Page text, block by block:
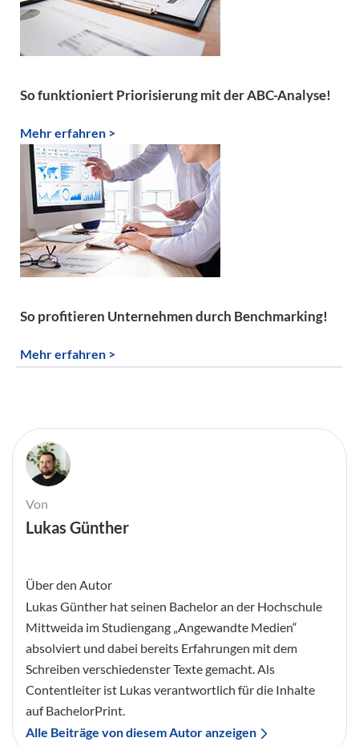
So funktioniert Priorisierung mit der ABC-Analyse!
Mehr erfahren >
So profitieren Unternehmen durch Benchmarking!
Mehr erfahren >
Von
Lukas Günther
Über den Autor
Lukas Günther hat seinen Bachelor an der Hochschule
Mittweida im Studiengang „Angewandte Medien“
absolviert und dabei bereits Erfahrungen mit dem
Schreiben verschiedenster Texte gemacht. Als
Contentleiter ist Lukas verantwortlich für die Inhalte
auf BachelorPrint.
Alle Beiträge von diesem Autor anzeigen